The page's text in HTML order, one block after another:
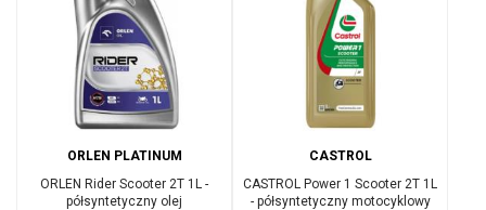
ORLEN PLATINUM
ORLEN Rider Scooter 2T 1L -
półsyntetyczny olej
CASTROL
CASTROL Power 1 Scooter 2T 1L
- półsyntetyczny motocyklowy